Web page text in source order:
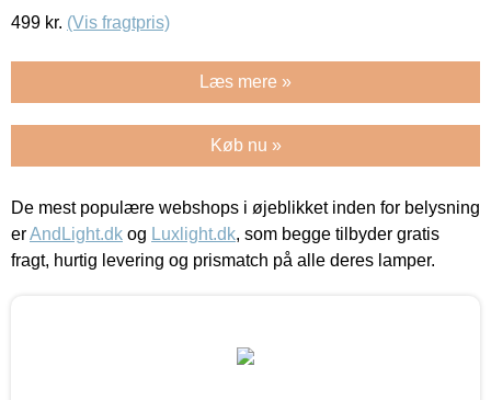
499 kr. (Vis fragtpris)
Læs mere »
Køb nu »
De mest populære webshops i øjeblikket inden for belysning
erAndLight.dk og Luxlight.dk, som begge tilbyder gratis
fragt, hurtig levering og prismatch på alle deres lamper.